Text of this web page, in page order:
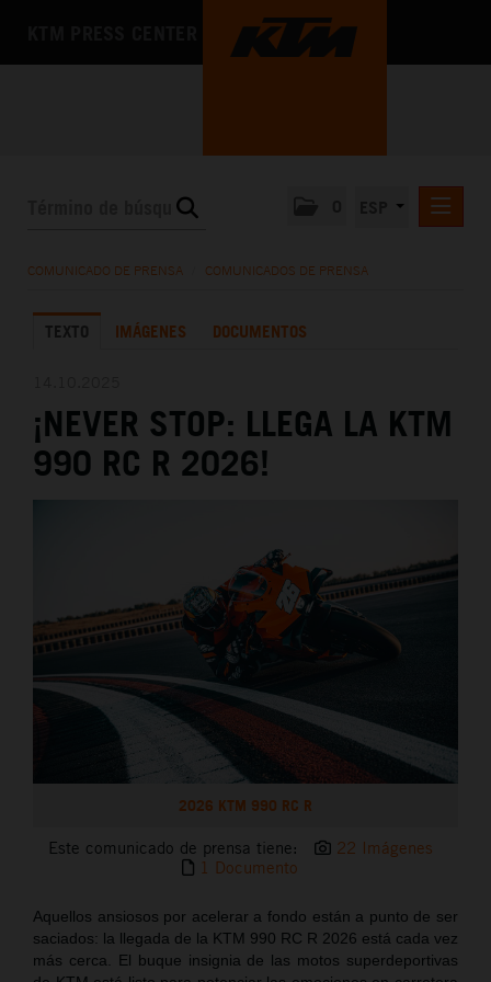
LA EMPRESA
COMUNICADO DE PRENSA COMUNICADOS DE PRENSA
TEXTO IMÁGENES DOCUMENTOS
¡NEVER STOP: LLEGA LA KTM
990 RC R 2026!
2026 KTM 990 RC R
Este comunicado de prensa tiene:
22 Imágenes
1 Documento
Aquellos ansiosos por acelerar a fondo están a punto de ser
saciados: la llegada de la KTM 990 RC R 2026 está cada vez
más cerca. El buque insignia de las motos superdeportivas